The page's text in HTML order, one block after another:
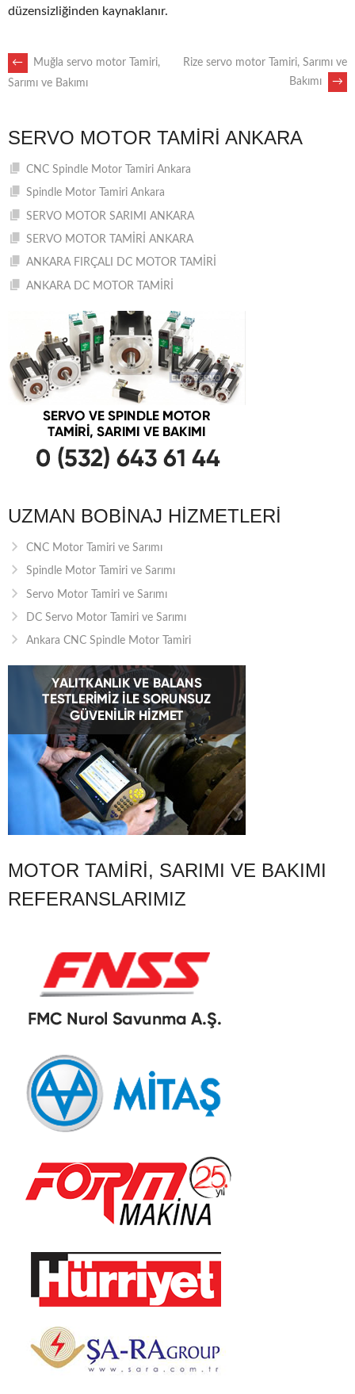
düzensizliğinden kaynaklanır.
POST
←
Muğla servo motor Tamiri,
Sarımı ve Bakımı
Rize servo motor Tamiri, Sarımı ve
Bakımı
→
SERVO MOTOR TAMIRI ANKARA
CNC Spindle Motor Tamiri Ankara
Spindle Motor Tamiri Ankara
SERVO MOTOR SARIMI ANKARA
SERVO MOTOR TAMİRİ ANKARA
ANKARA FIRÇALI DC MOTOR TAMİRİ
ANKARA DC MOTOR TAMİRİ
UZMAN BOBINAJ HIZMETLERI
CNC Motor Tamiri ve Sarımı
Spindle Motor Tamiri ve Sarımı
Servo Motor Tamiri ve Sarımı
DC Servo Motor Tamiri ve Sarımı
Ankara CNC Spindle Motor Tamiri
MOTOR TAMIRI, SARIMI VE BAKIMI
REFERANSLARIMIZ